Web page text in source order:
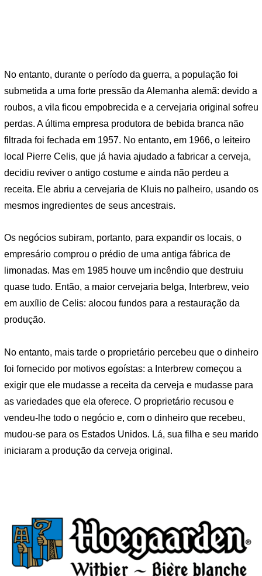
No entanto, durante o período da guerra, a população foi
submetida a uma forte pressão da Alemanha alemã: devido a
roubos, a vila ficou empobrecida e a cervejaria original sofreu
perdas. A última empresa produtora de bebida branca não
filtrada foi fechada em 1957. No entanto, em 1966, o leiteiro
local Pierre Celis, que já havia ajudado a fabricar a cerveja,
decidiu reviver o antigo costume e ainda não perdeu a
receita. Ele abriu a cervejaria de Kluis no palheiro, usando os
mesmos ingredientes de seus ancestrais.
Os negócios subiram, portanto, para expandir os locais, o
empresário comprou o prédio de uma antiga fábrica de
limonadas. Mas em 1985 houve um incêndio que destruiu
quase tudo. Então, a maior cervejaria belga, Interbrew, veio
em auxílio de Celis: alocou fundos para a restauração da
produção.
No entanto, mais tarde o proprietário percebeu que o dinheiro
foi fornecido por motivos egoístas: a Interbrew começou a
exigir que ele mudasse a receita da cerveja e mudasse para
as variedades que ela oferece. O proprietário recusou e
vendeu-lhe todo o negócio e, com o dinheiro que recebeu,
mudou-se para os Estados Unidos. Lá, sua filha e seu marido
iniciaram a produção da cerveja original.